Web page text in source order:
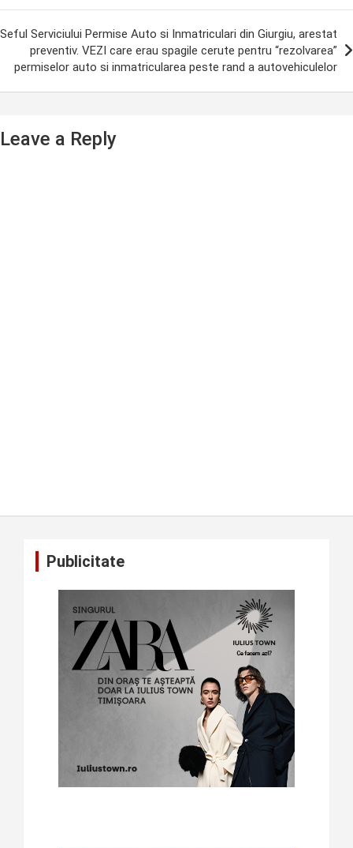
Seful Serviciului Permise Auto si Inmatriculari din Giurgiu, arestat
preventiv. VEZI care erau spagile cerute pentru “rezolvarea”
permiselor auto si inmatricularea peste rand a autovehiculelor
Leave a Reply
Publicitate